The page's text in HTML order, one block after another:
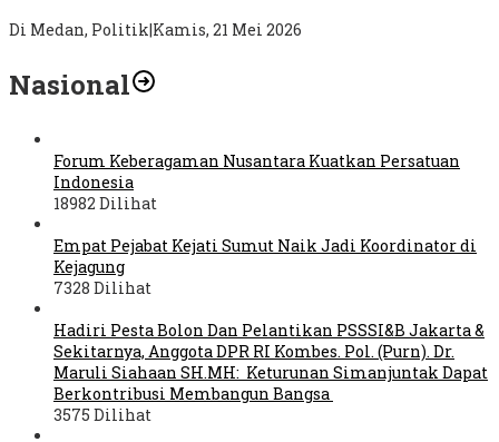
Di Medan, Politik|Kamis, 21 Mei 2026
Nasional
Forum Keberagaman Nusantara Kuatkan Persatuan
Indonesia
18982 Dilihat
Empat Pejabat Kejati Sumut Naik Jadi Koordinator di
Kejagung
7328 Dilihat
Hadiri Pesta Bolon Dan Pelantikan PSSSI&B Jakarta &
Sekitarnya, Anggota DPR RI Kombes. Pol. (Purn). Dr.
Maruli Siahaan SH.MH: Keturunan Simanjuntak Dapat
Berkontribusi Membangun Bangsa
3575 Dilihat